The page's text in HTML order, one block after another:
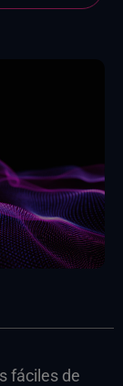
fáciles de